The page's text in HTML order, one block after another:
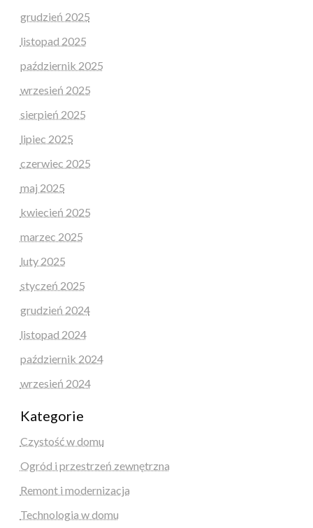
grudzień 2025
listopad 2025
październik 2025
wrzesień 2025
sierpień 2025
lipiec 2025
czerwiec 2025
maj 2025
kwiecień 2025
marzec 2025
luty 2025
styczeń 2025
grudzień 2024
listopad 2024
październik 2024
wrzesień 2024
Kategorie
Czystość w domu
Ogród i przestrzeń zewnętrzna
Remont i modernizacja
Technologia w domu